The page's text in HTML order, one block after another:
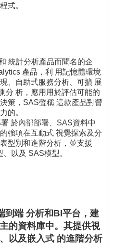
式。
統計分析產品而聞名的企
產品，利 用記憶體環境
、自助式服務分析、可擴 展
分 析，應用用於評估可能的
策，SAS聲稱 這款產品對營
的。
於內部部署、SAS資料中
強項在互動式 視覺探索及分
型別和進階分析，並支援
以及 SAS模型。
到端 分析和BI平台，建
的資料庫中。其提供視
以及嵌入式 的進階分析